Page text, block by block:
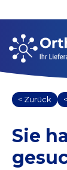
< Zurück
Sie